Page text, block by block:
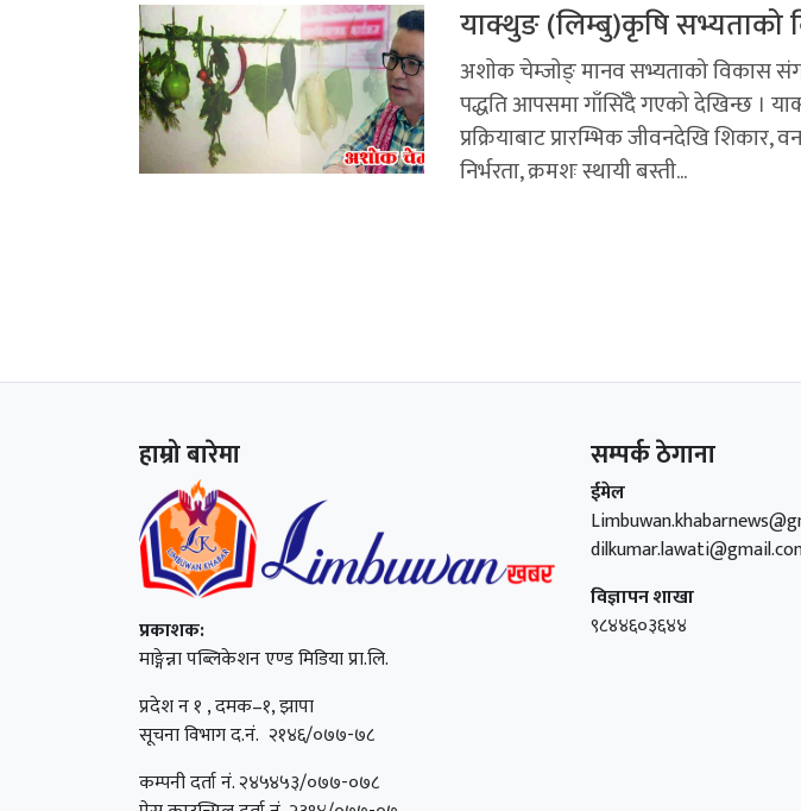
याक्थुङ (लिम्बु)कृषि सभ्यताको
अशाेक चेम्जाेङ् मानव सभ्यताको विकास
पद्धति आपसमा गाँसिँदै गएको देखिन्छ ।
प्रक्रियाबाट प्रारम्भिक जीवनदेखि
निर्भरता, क्रमशः स्थायी बस्ती...
हाम्रो बारेमा
प्रकाशक:
माङ्गेन्ना पब्लिकेशन एण्ड मिडिया प्रा.लि.
प्रदेश न १ , दमक–१, झापा
सूचना विभाग द.नं. २१४६/०७७-७८
कम्पनी दर्ता नं. २४५४५३/०७७-०७८
सम्पर्क ठेगाना
ईमेल
विज्ञापन शाखा
९८४४६०३६४४